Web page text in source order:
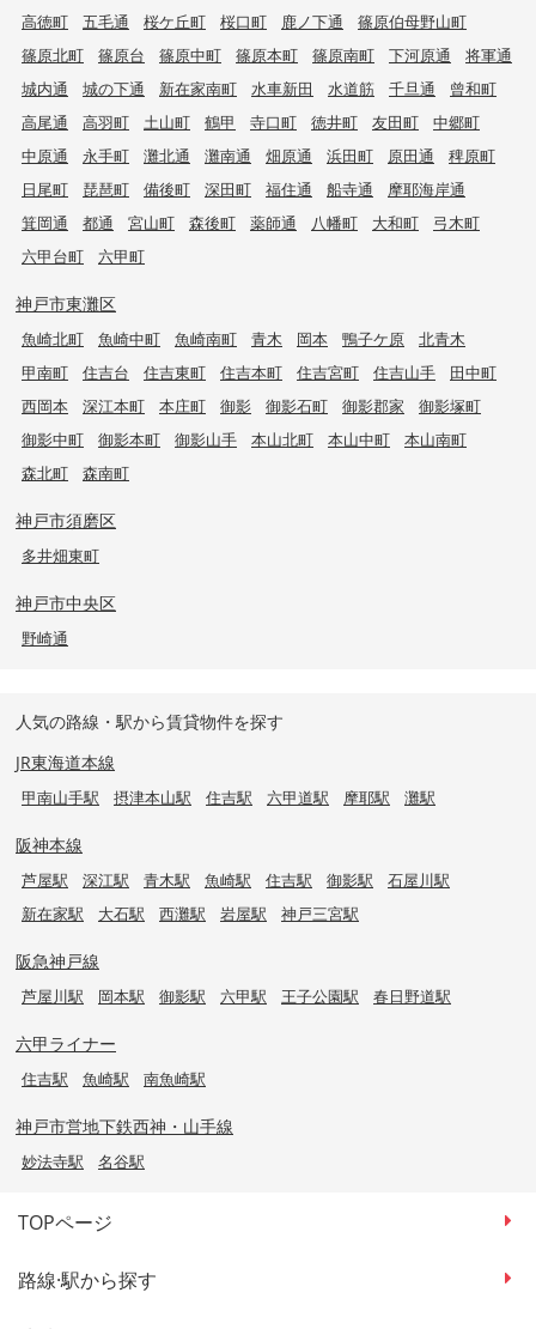
高徳町
五毛通 桜ケ丘町 桜口町 鹿ノ下通
篠原伯母野山町
篠原北町
篠原台 篠原中町 篠原本町 篠原南町 下河原通
将軍通
城内通
城の下通 新在家南町 水車新田 水道筋 千旦通
曾和町
高尾通
高羽町 土山町 鶴甲 寺口町 徳井町 友田町
中郷町
中原通
永手町 灘北通 灘南通 畑原通 浜田町 原田通
稗原町
日尾町
琵琶町 備後町 深田町 福住通 船寺通
摩耶海岸通
箕岡通
都通 宮山町 森後町 薬師通 八幡町 大和町
弓木町
六甲台町
六甲町
神戸市東灘区
魚崎北町 魚崎中町 魚崎南町 青木 岡本 鴨子ケ原
北青木
甲南町
住吉台 住吉東町 住吉本町 住吉宮町 住吉山手
田中町
西岡本
深江本町 本庄町 御影 御影石町 御影郡家
御影塚町
御影中町
御影本町 御影山手 本山北町 本山中町
本山南町
森北町
森南町
神戸市須磨区
多井畑東町
神戸市中央区
野崎通
人気の路線・駅から賃貸物件を探す
JR東海道本線
甲南山手駅 摂津本山駅 住吉駅 六甲道駅 摩耶駅 灘駅
阪神本線
芦屋駅 深江駅 青木駅 魚崎駅 住吉駅 御影駅
石屋川駅
新在家駅
大石駅 西灘駅 岩屋駅 神戸三宮駅
阪急神戸線
芦屋川駅 岡本駅 御影駅 六甲駅 王子公園駅 春日野道駅
六甲ライナー
住吉駅 魚崎駅 南魚崎駅
神戸市営地下鉄西神・山手線
妙法寺駅 名谷駅
TOPページ
路線·駅から探す